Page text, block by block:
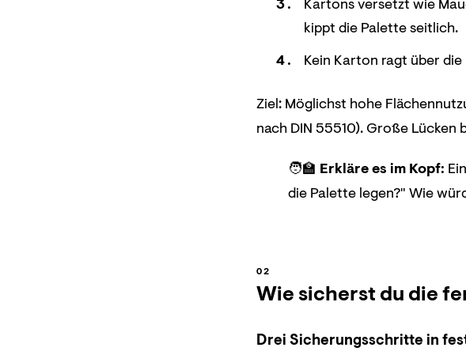
Kartons versetzt wie
kippt die Palette seitlich.
Kein Karton ragt über
Ziel: Möglichst hohe
nach DIN 55510). Große
🧑‍🏫 Erkläre es im Kopf:
die Palette legen?" Wie
Wie sicherst du die
Drei Sicherungsschritte in